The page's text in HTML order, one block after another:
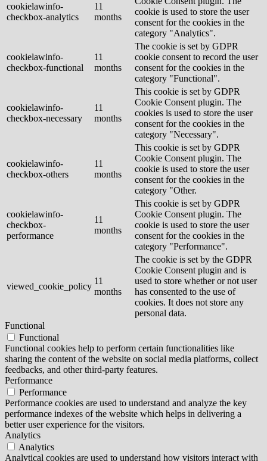
cookielawinfo-
checkbox-analytics
11
months
cookie is used to store the user
consent for the cookies in the
category "Analytics".
cookielawinfo-
checkbox-functional
11
months
The cookie is set by GDPR
cookie consent to record the user
consent for the cookies in the
category "Functional".
cookielawinfo-
checkbox-necessary
11
months
This cookie is set by GDPR
Cookie Consent plugin. The
cookies is used to store the user
consent for the cookies in the
category "Necessary".
cookielawinfo-
checkbox-others
11
months
This cookie is set by GDPR
Cookie Consent plugin. The
cookie is used to store the user
consent for the cookies in the
category "Other.
cookielawinfo-
checkbox-
performance
11
months
This cookie is set by GDPR
Cookie Consent plugin. The
cookie is used to store the user
consent for the cookies in the
category "Performance".
viewed_cookie_policy
11
months
The cookie is set by the GDPR
Cookie Consent plugin and is
used to store whether or not user
has consented to the use of
cookies. It does not store any
personal data.
Functional
Functional
Functional cookies help to perform certain functionalities like
sharing the content of the website on social media platforms, collect
feedbacks, and other third-party features.
Performance
Performance
Performance cookies are used to understand and analyze the key
performance indexes of the website which helps in delivering a
better user experience for the visitors.
Analytics
Analytics
Analytical cookies are used to understand how visitors interact with